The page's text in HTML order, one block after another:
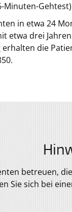
Minuten-Gehtest)
in etwa 24
etwa drei
die
betreuen,
Sie sich bei